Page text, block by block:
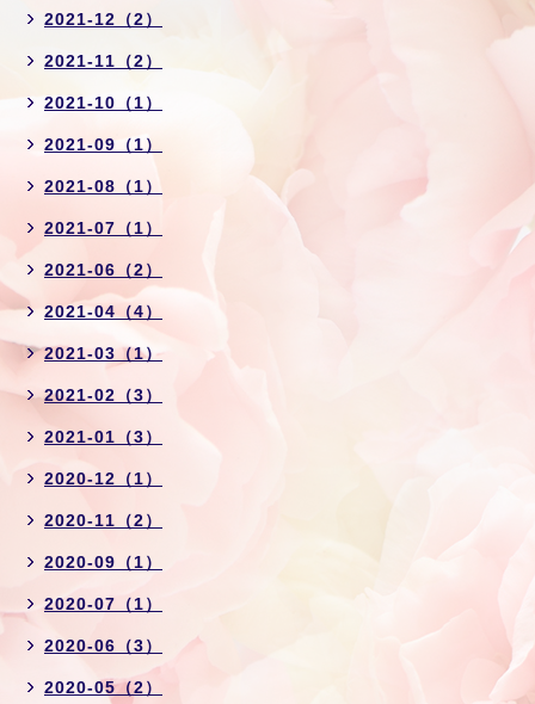
2021-12（2）
2021-11（2）
2021-10（1）
2021-09（1）
2021-08（1）
2021-07（1）
2021-06（2）
2021-04（4）
2021-03（1）
2021-02（3）
2021-01（3）
2020-12（1）
2020-11（2）
2020-09（1）
2020-07（1）
2020-06（3）
2020-05（2）